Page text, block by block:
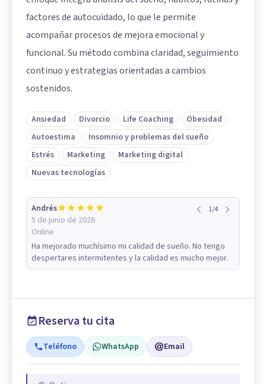
factores de autocuidado, lo que le permite
acompañar procesos de mejora emocional y
funcional. Su método combina claridad, seguimiento
continuo y estrategias orientadas a cambios
sostenidos.
Ansiedad Divorcio Life Coaching
Obesidad
Autoestima
Insomnio y problemas del sueño
Estrés
Marketing
Marketing digital
Nuevas tecnologías
Andrés
5 de junio de 2026
Online
1/4
Ha mejorado muchísimo mi calidad de sueño. No tengo
despertares intermitentes y la calidad es mucho mejor.
Reserva tu cita
Teléfono WhatsApp Email